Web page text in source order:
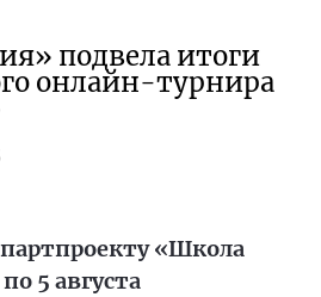
подвела итоги
онлайн-турнира
«Школа
5 августа